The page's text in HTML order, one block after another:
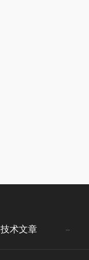
技术文章